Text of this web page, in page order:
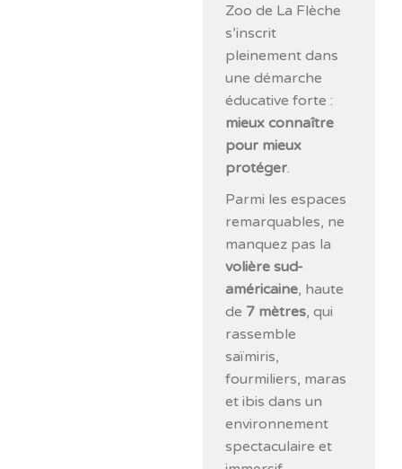
Zoo de La Flèche
s’inscrit
pleinement dans
une démarche
éducative forte :
mieux connaître
pour mieux
protéger.
Parmi les espaces
remarquables, ne
manquez pas la
volière sud-
américaine, haute
de 7 mètres, qui
rassemble
saïmiris,
fourmiliers, maras
et ibis dans un
environnement
spectaculaire et